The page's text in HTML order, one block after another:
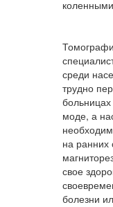
среди
трудно
моде, а
на ранних
свое
болезни